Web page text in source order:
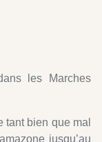
les Marches
tant bien que mal
jusqu’au